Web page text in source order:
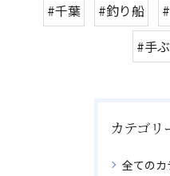
#千葉 #釣り船
#手
カテゴリ
全てのカ